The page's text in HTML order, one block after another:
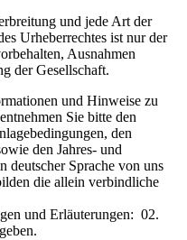
und jede Art der
Urheberrechtes ist nur der
Ausnahmen
der Gesellschaft.
und Hinweise zu
Sie bitte den
den
den Jahres- und
deutscher Sprache von uns
die allein verbindliche
und Erläuterungen: 02.